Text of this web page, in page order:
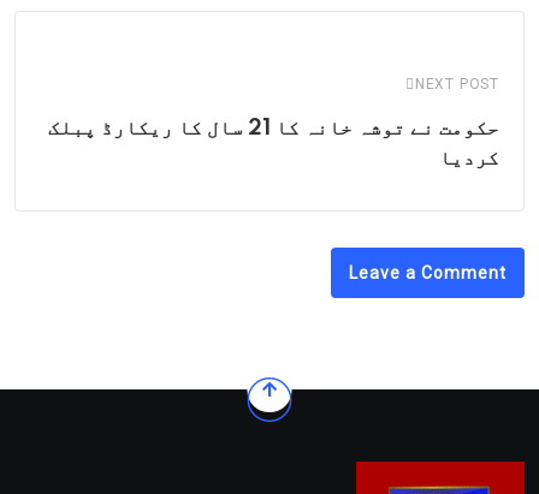
NEXT POST
حکومت نے توشہ خانہ کا 21 سال کا ریکارڈ پبلک
کردیا
Leave a Comment